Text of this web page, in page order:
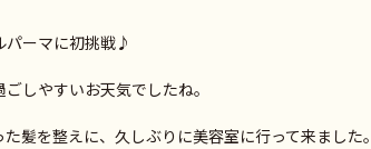
パーマに初挑戦♪
しやすいお天気でしたね。
た髪を整えに、久しぶりに美容室に行って来ました。